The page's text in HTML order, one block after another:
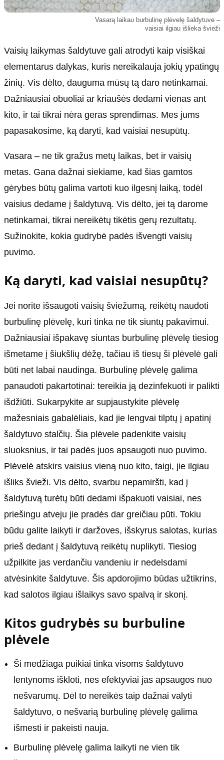
Autoriai
Dirbtinis intelektas
Vasarą laikau burbulinę plėvelę šaldytuve –
vaisiai ilgiau išlieka švieži
Vaisių laikymas šaldytuve gali atrodyti kaip visiškai
elementarus dalykas, kuris nereikalauja jokių ypatingų
žinių. Vis dėlto, dauguma mūsų tą daro netinkamai.
Dažniausiai obuoliai ar kriaušės dedami vienas ant
kito, ir tai tikrai nėra geras sprendimas. Mes jums
papasakosime, ką daryti, kad vaisiai nesupūtų.
Vasara – ne tik gražus metų laikas, bet ir vaisių
metas. Gana dažnai siekiame, kad šias gamtos
gėrybes būtų galima vartoti kuo ilgesnį laiką, todėl
vaisius dedame į šaldytuvą. Vis dėlto, jei tą darome
netinkamai, tikrai nereikėtų tikėtis gerų rezultatų.
Sužinokite, kokia gudrybė padės išvengti vaisių
puvimo.
Ką daryti, kad vaisiai nesupūtų?
Jei norite išsaugoti vaisių šviežumą, reikėtų naudoti
burbulinę plėvelę, kuri tinka ne tik siuntų pakavimui.
Dažniausiai išpakavę siuntas burbulinę plėvelę tiesiog
išmetame į šiukšlių dėžę, tačiau iš tiesų ši plėvelė gali
būti net labai naudinga. Burbulinę plėvelę galima
panaudoti pakartotinai: tereikia ją dezinfekuoti ir palikti
išdžiūti. Sukarpykite ar supjaustykite plėvelę
mažesniais gabalėliais, kad jie lengvai tilptų į apatinį
šaldytuvo stalčių. Šia plėvele padenkite vaisių
sluoksnius, ir tai padės juos apsaugoti nuo puvimo.
Plėvelė atskirs vaisius vieną nuo kito, taigi, jie ilgiau
išliks švieži. Vis dėlto, svarbu nepamiršti, kad į
šaldytuvą turėtų būti dedami išpakuoti vaisiai, nes
priešingu atveju jie pradės dar greičiau pūti. Tokiu
būdu galite laikyti ir daržoves, išskyrus salotas, kurias
prieš dedant į šaldytuvą reikėtų nuplikyti. Tiesiog
užpilkite jas verdančiu vandeniu ir nedelsdami
atvėsinkite šaldytuve. Šis apdorojimo būdas užtikrins,
kad salotos ilgiau išlaikys savo spalvą ir skonį.
Kitos gudrybės su burbuline
plėvele
Ši medžiaga puikiai tinka visoms šaldytuvo
lentynoms iškloti, nes efektyviai jas apsaugos nuo
nešvarumų. Dėl to nereikės taip dažnai valyti
šaldytuvo, o nešvarią burbulinę plėvelę galima
išmesti ir pakeisti nauja.
Burbulinę plėvelę galima laikyti ne vien tik